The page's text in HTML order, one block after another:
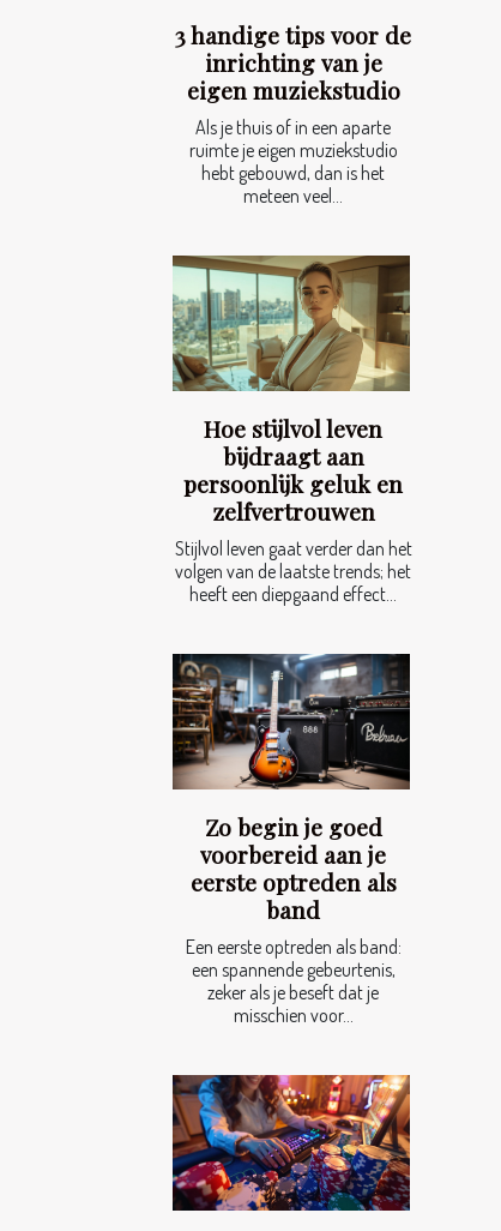
3 handige tips voor de
inrichting van je
eigen muziekstudio
Als je thuis of in een aparte
ruimte je eigen muziekstudio
hebt gebouwd, dan is het
meteen veel...
Hoe stijlvol leven
bijdraagt aan
persoonlijk geluk en
zelfvertrouwen
Stijlvol leven gaat verder dan het
volgen van de laatste trends; het
heeft een diepgaand effect...
Zo begin je goed
voorbereid aan je
eerste optreden als
band
Een eerste optreden als band:
een spannende gebeurtenis,
zeker als je beseft dat je
misschien voor...